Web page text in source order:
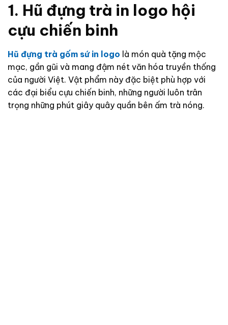
1. Hũ đựng trà in logo hội
cựu chiến binh
Hũ đựng trà gốm sứ in logo là món quà tặng mộc
mạc, gần gũi và mang đậm nét văn hóa truyền thống
của người Việt. Vật phẩm này đặc biệt phù hợp với
các đại biểu cựu chiến binh, những người luôn trân
trọng những phút giây quây quần bên ấm trà nóng.